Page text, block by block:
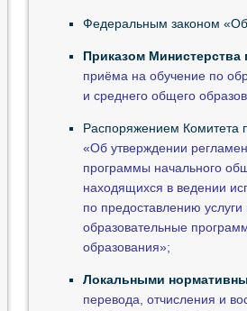
Федеральным законом
Приказом
приёма на обучение по
и среднего общего
Распоряжением Комитета
«Об утверждении
программы начального
находящихся в ведении
по предоставлению
образовательные
образования»;
Локальными
перевода, отчисления и